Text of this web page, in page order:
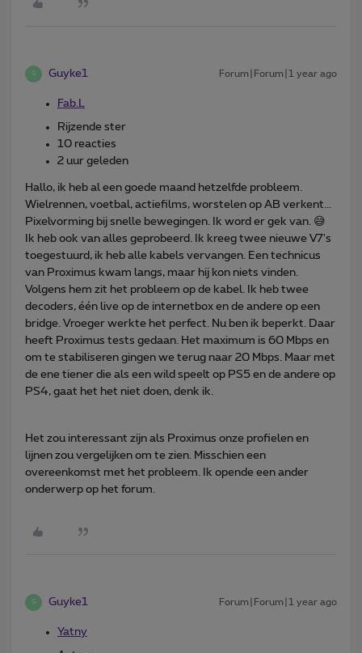
G Guyke1 Forum|Forum|1 year ago
Fab.L
Rijzende ster
10 reacties
2 uur geleden
Hallo, ik heb al een goede maand hetzelfde probleem.
Wielrennen, voetbal, actiefilms, worstelen op AB verkent...
Pixelvorming bij snelle bewegingen. Ik word er gek van. 😅
Ik heb ook van alles geprobeerd. Ik kreeg twee nieuwe V7's
toegestuurd, ik heb alle kabels vervangen. Een technicus
van Proximus kwam langs, maar hij kon niets vinden.
Volgens hem zit het probleem op de kabel. Ik heb twee
decoders, één live op de internetbox en de andere op een
bridge. Vroeger werkte het perfect. Nu ben ik beperkt. Daar
heeft Proximus tests gedaan. Het maximum is 60 Mbps en
om te stabiliseren gingen we terug naar 20 Mbps. Maar met
de ene tiener die als een wild speelt op PS5 en de andere op
PS4, gaat het het niet doen, denk ik.
Het zou interessant zijn als Proximus onze profielen en
lijnen zou vergelijken om te zien. Misschien een
overeenkomst met het probleem. Ik opende een ander
onderwerp op het forum.
G Guyke1 Forum|Forum|1 year ago
Yatny